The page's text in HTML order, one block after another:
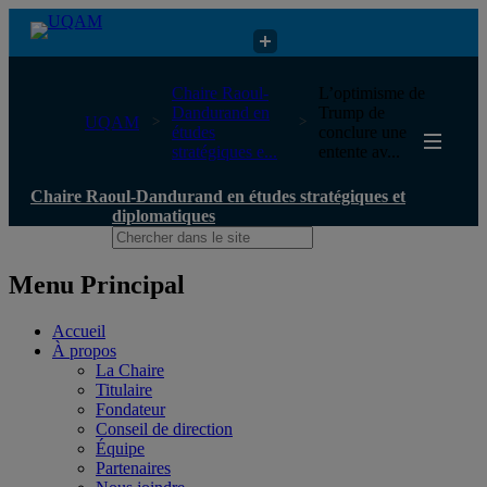
Chaire Raoul-Dandurand en études stratégiques et diplomatiques
UQAM
Chaire Raoul-
Dandurand en
études
stratégiques e...
L’optimisme de
Trump de
conclure une
entente av...
Chaire Raoul-Dandurand en études stratégiques et
diplomatiques
Menu Principal
Accueil
À propos
La Chaire
Titulaire
Fondateur
Conseil de direction
Équipe
Partenaires